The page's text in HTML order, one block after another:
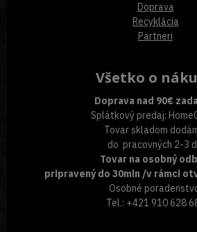
Doprava
Recyklácia
Partneri
Všetko o
Doprava nad 90€
Splátkový predaj:
Tovar skladom
do pracovných 2-3
Tovar na osobný
pripravený do 30min /v rámci
Osobné
Tel.: +421 910 628